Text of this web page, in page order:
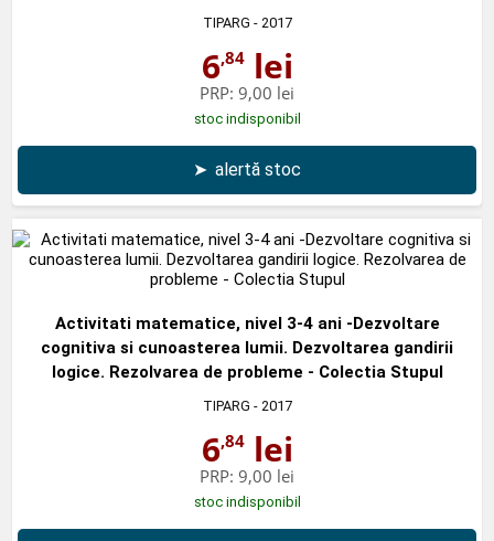
TIPARG - 2017
6,84lei
PRP: 9,00 lei
stoc indisponibil
➤ alertă stoc
Activitati matematice, nivel 3-4 ani -Dezvoltare
cognitiva si cunoasterea lumii. Dezvoltarea gandirii
logice. Rezolvarea de probleme - Colectia Stupul
TIPARG - 2017
6,84lei
PRP: 9,00 lei
stoc indisponibil